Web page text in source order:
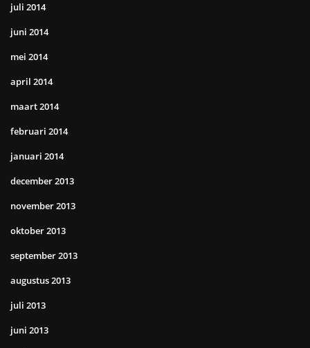
juli 2014
juni 2014
mei 2014
april 2014
maart 2014
februari 2014
januari 2014
december 2013
november 2013
oktober 2013
september 2013
augustus 2013
juli 2013
juni 2013